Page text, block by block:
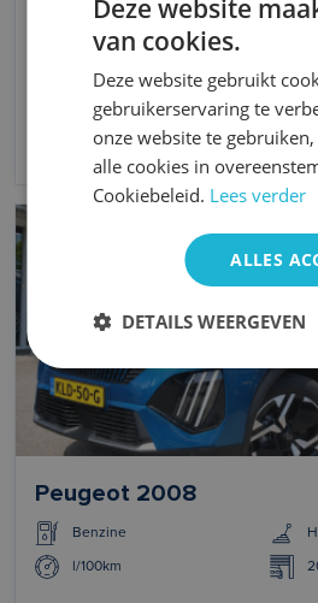
Opel Corsa
Benzine
4,5 l/100km l/100km
Vanaf 499 per
Peugeot 2008
Benzine
l/100km
Deze website
van cookies.
Deze website gebruikt
gebruikerservaring te
onze website te
alle cookies in
Cookiebeleid. Lees verder
ALLES
DETAILS WEERGEVEN